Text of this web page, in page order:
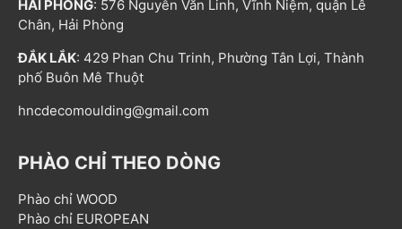
HẢI PHÒNG: 576 Nguyễn Văn Linh, Vĩnh Niệm, quận Lê
Chân, Hải Phòng
ĐẮK LẮK: 429 Phan Chu Trinh, Phường Tân Lợi, Thành
phố Buôn Mê Thuột
hncdecomoulding@gmail.com
PHÀO CHỈ THEO DÒNG
Phào chỉ WOOD
Phào chỉ EUROPEAN